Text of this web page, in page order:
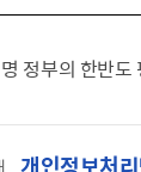
정부의 한반
개인정보처